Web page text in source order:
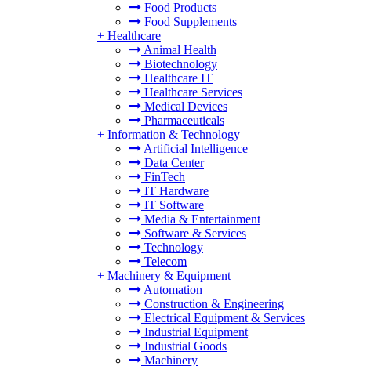
Food Products
Food Supplements
+ Healthcare
Animal Health
Biotechnology
Healthcare IT
Healthcare Services
Medical Devices
Pharmaceuticals
+ Information & Technology
Artificial Intelligence
Data Center
FinTech
IT Hardware
IT Software
Media & Entertainment
Software & Services
Technology
Telecom
+ Machinery & Equipment
Automation
Construction & Engineering
Electrical Equipment & Services
Industrial Equipment
Industrial Goods
Machinery